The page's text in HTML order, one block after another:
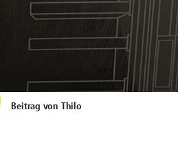
Beitrag von Thilo